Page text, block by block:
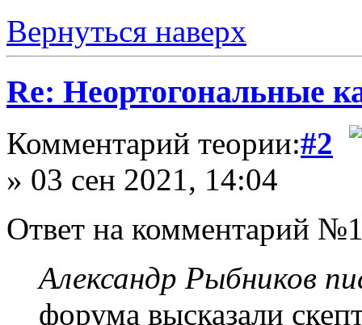
Вернуться наверх
Re: Неортогональные
Комментарий теории:#2
» 03 сен 2021, 14:04
Ответ на комментарий
Александр Рыбников
форума высказали